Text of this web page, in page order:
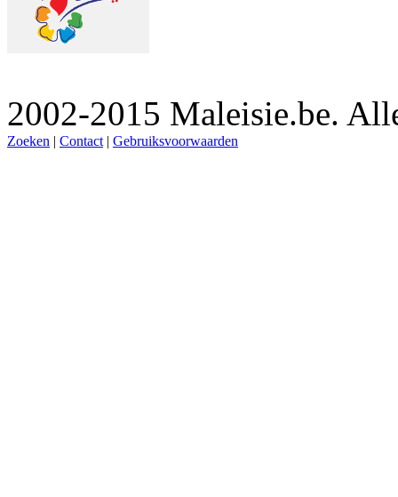
2002-2015 Maleisie.be.
Zoeken | Contact | Gebruiksvoorwaarden